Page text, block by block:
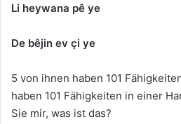
Li heywana pê ye
De bêjin ev çi ye
5 von ihnen haben 101
haben 101 Fähigkeiten in einer
Sie mir, was ist das?